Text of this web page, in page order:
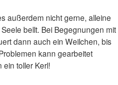
außerdem nicht gerne, alleine
bellt. Bei Begegnungen mit
dann auch ein Weilchen, bis
kann gearbeitet
toller Kerl!